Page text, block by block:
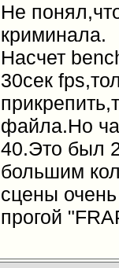
Не
криминала.
Насчет
30сек
файла.Но
40.Это был
большим
сцены
прогой